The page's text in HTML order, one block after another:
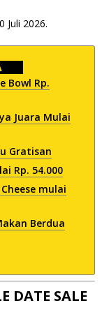
Juli 2026.
Bowl Rp.
Juara Mulai
Gratisan
Rp. 54.000
mulai
Berdua
DATE SALE